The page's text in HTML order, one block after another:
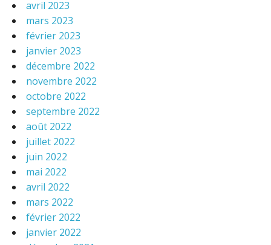
avril 2023
mars 2023
février 2023
janvier 2023
décembre 2022
novembre 2022
octobre 2022
septembre 2022
août 2022
juillet 2022
juin 2022
mai 2022
avril 2022
mars 2022
février 2022
janvier 2022